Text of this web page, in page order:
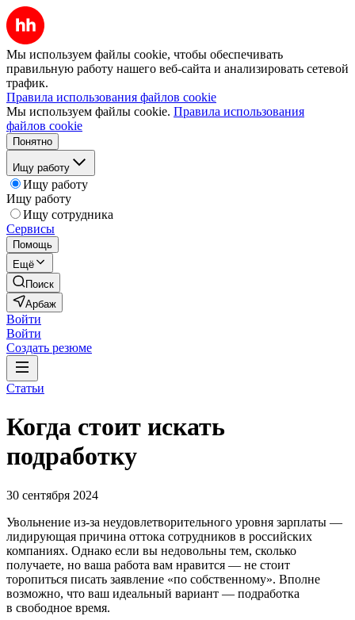
Мы используем файлы cookie, чтобы обеспечивать
правильную работу нашего веб-сайта и анализировать сетевой
трафик.
Правила использования файлов cookie
Мы используем файлы cookie. Правила использования
файлов cookie
Понятно
Ищу работу
Ищу работу
Ищу работу
Ищу сотрудника
Сервисы
Помощь
Ещё
Поиск
Арбаж
Войти
Войти
Создать резюме
Статьи
Когда стоит искать
подработку
30 сентября 2024
Увольнение из-за неудовлетворительного уровня зарплаты —
лидирующая причина оттока сотрудников в российских
компаниях. Однако если вы недовольны тем, сколько
получаете, но ваша работа вам нравится — не стоит
торопиться писать заявление «по собственному». Вполне
возможно, что ваш идеальный вариант — подработка
в свободное время.